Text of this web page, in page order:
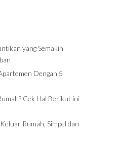
yang Semakin
Dengan 5
Cek Hal Berikut ini
Rumah, Simpel dan